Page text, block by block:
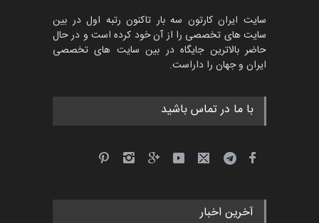
سایت ایران کارتون سه بار تاکنون رتبه اول در بین
سایت های تخصصی را از آن خود کرده است و در حال
حاضر بالاترین جایگاه در بین سایت های تخصصی
ایران و جهان را داراست.
با ما در تماس باشید
آخرین اخبار